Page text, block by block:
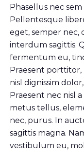
Phasellus nec
Pellentesque
eget, semper nec,
interdum sagittis.
fermentum eu,
Praesent porttitor,
nisl dignissim
Praesent nec nisl
metus tellus,
nec, purus. In
sagittis magna.
vestibulum eu,